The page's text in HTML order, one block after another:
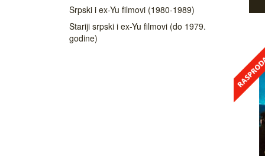
Srpski i ex-Yu filmovi (1980-1989)
Stariji srpski i ex-Yu filmovi (do 1979.
godine)